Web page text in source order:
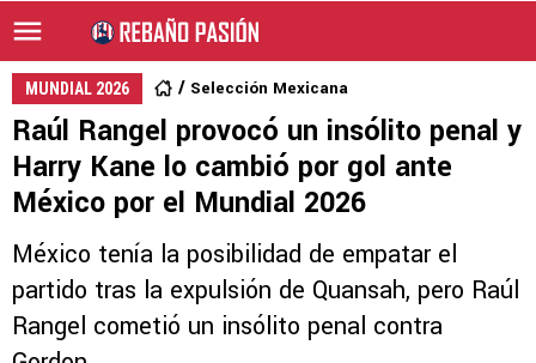
MUNDIAL 2026 Selección Mexicana
Raúl Rangel provocó un insólito penal y
Harry Kane lo cambió por gol ante
México por el Mundial 2026
México tenía la posibilidad de empatar el
partido tras la expulsión de Quansah, pero Raúl
Rangel cometió un insólito penal contra